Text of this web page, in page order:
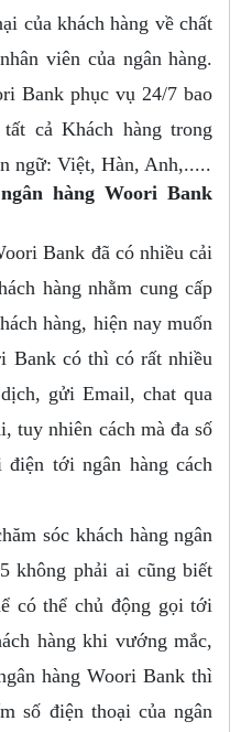
của khách hàng về chất
viên của ngân hàng.
Bank phục vụ 24/7 bao
cả Khách hàng trong
ngữ: Việt, Hàn, Anh,.....
hàng Woori Bank
Bank đã có nhiều cải
hàng nhằm cung cấp
hàng, hiện nay muốn
Bank có thì có rất nhiều
gửi Email, chat qua
tuy nhiên cách mà đa số
tới ngân hàng cách
sóc khách hàng ngân
không phải ai cũng biết
có thể chủ động gọi tới
hàng khi vướng mắc,
hàng Woori Bank thì
số điện thoại của ngân